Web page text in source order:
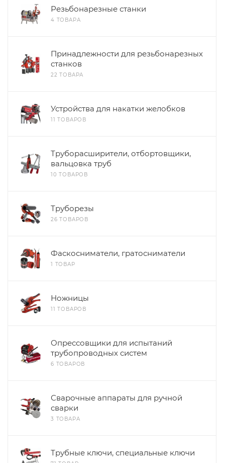
Резьбонарезные станки
4 ТОВАРА
Принадлежности для резьбонарезных
станков
22 ТОВАРА
Устройства для накатки желобков
11 ТОВАРОВ
Труборасширители, отбортовщики,
вальцовка труб
10 ТОВАРОВ
Труборезы
26 ТОВАРОВ
Фаскосниматели, гратосниматели
1 ТОВАР
Ножницы
11 ТОВАРОВ
Опрессовщики для испытаний
трубопроводных систем
6 ТОВАРОВ
Сварочные аппараты для ручной
сварки
3 ТОВАРА
Трубные ключи, специальные ключи